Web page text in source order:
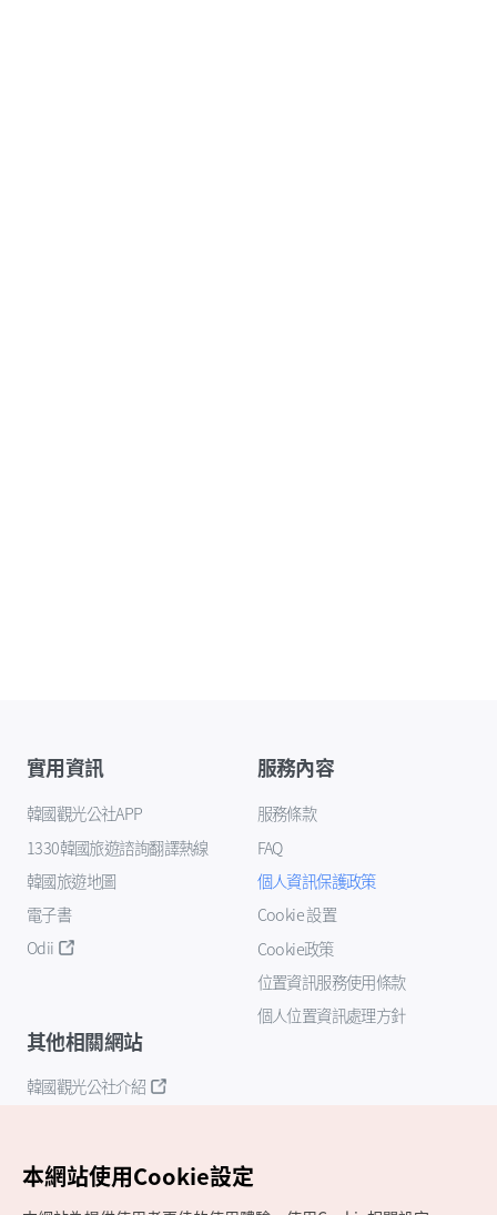
實用資訊
韓國觀光公社APP
1330韓國旅遊諮詢翻譯熱線
韓國旅遊地圖
電子書
Odii
服務內容
服務條款
FAQ
個人資訊保護政策
Cookie 設置
Cookie政策
位置資訊服務使用條款
個人位置資訊處理方針
其他相關網站
韓國觀光公社介紹
本網站使用Cookie設定